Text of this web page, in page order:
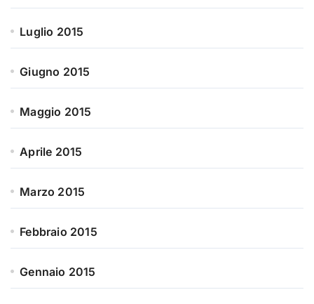
Luglio 2015
Giugno 2015
Maggio 2015
Aprile 2015
Marzo 2015
Febbraio 2015
Gennaio 2015